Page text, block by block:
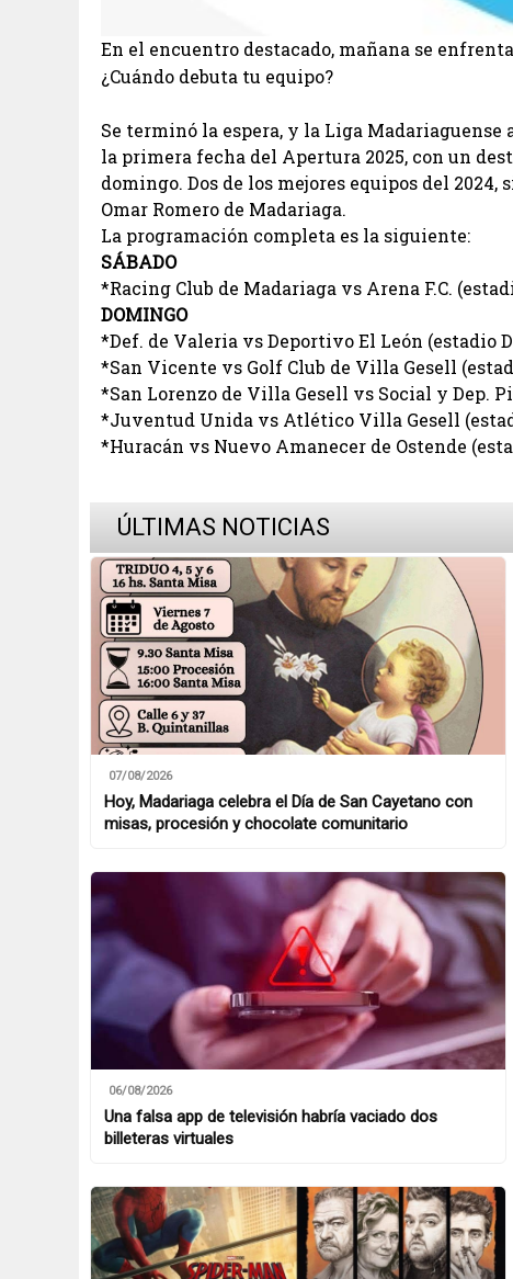
En el encuentro destacado, mañana se
¿Cuándo debuta tu equipo?
Se terminó la espera, y la Liga
la primera fecha del Apertura 2025, con un
domingo. Dos de los mejores equipos del
Omar Romero de Madariaga.
La programación completa es la siguiente:
SÁBADO
*Racing Club de Madariaga vs Arena F.C.
DOMINGO
*Def. de Valeria vs Deportivo El León (estadio
*San Vicente vs Golf Club de Villa Gesell
*San Lorenzo de Villa Gesell vs Social y Dep.
*Juventud Unida vs Atlético Villa Gesell
*Huracán vs Nuevo Amanecer de Ostende
ÚLTIMAS NOTICIAS
07/08/2026
Hoy, Madariaga celebra el Día de San Cayetano con
misas, procesión y chocolate comunitario
06/08/2026
Una falsa app de televisión habría vaciado dos
billeteras virtuales